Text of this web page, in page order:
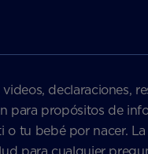
declaraciones,
para propósitos de
tu bebé por nacer.
para cualquier